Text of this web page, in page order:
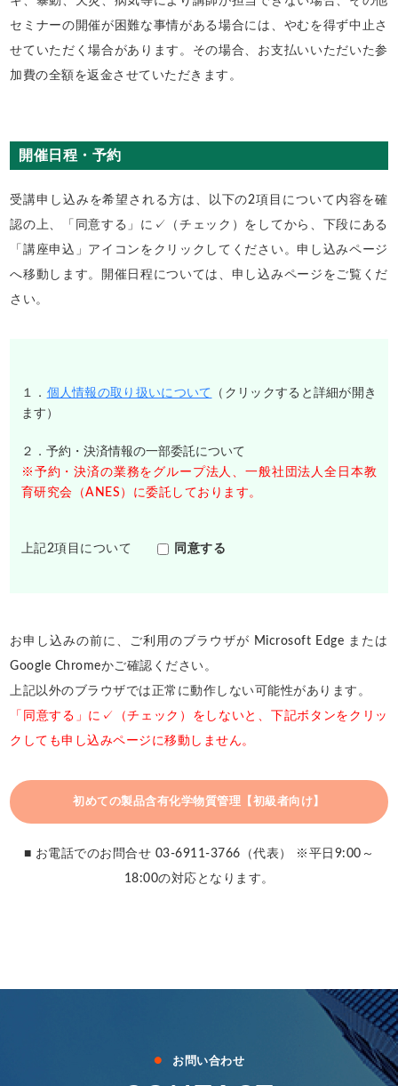
セミナーの開催が困難な事情がある場合には、やむを得ず中止さ
せていただく場合があります。その場合、お支払いいただいた参
加費の全額を返金させていただきます。
開催日程・予約
受講申し込みを希望される方は、以下の2項目について内容を確
認の上、「同意する」に✓（チェック）をしてから、下段にある
「講座申込」アイコンをクリックしてください。申し込みページ
へ移動します。開催日程については、申し込みページをご覧くだ
さい。
１． 個人情報の取り扱いについて
（クリックすると詳細が開き
ます）
２．予約・決済情報の一部委託について
※予約・決済の業務をグループ法人、一般社団法人全日本教
育研究会（ANES）に委託しております。
上記2項目について 同意する
お申し込みの前に、ご利用のブラウザが Microsoft Edge または
Google Chromeかご確認ください。
上記以外のブラウザでは正常に動作しない可能性があります。
「同意する」に✓（チェック）をしないと、下記ボタンをクリッ
クしても申し込みページに移動しません。
初めての製品含有化学物質管理【初級者向け】
■ お電話でのお問合せ 03-6911-3766（代表） ※平日9:00～
18:00の対応となります。
● お問い合わせ